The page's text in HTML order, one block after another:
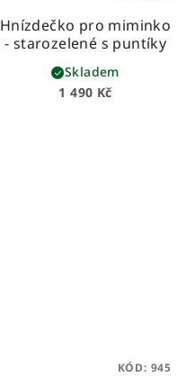
Hnízdečko pro miminko
- starozelené s puntíky
1 490 Kč
Skladem
KÓD: 945